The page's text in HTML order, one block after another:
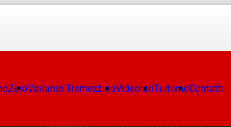
Variante TremezzinaVideolabTurismoContatti